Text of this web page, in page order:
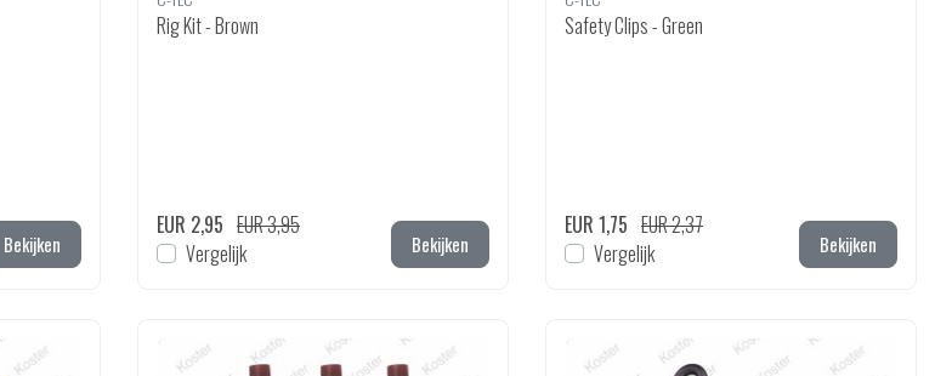
Bekijken
Rig Kit - Brown
EUR 2,95 EUR 3,95
Vergelijk
Bekijken
Safety Clips - Green
EUR 1,75 EUR 2,37
Vergelijk
Bekijken